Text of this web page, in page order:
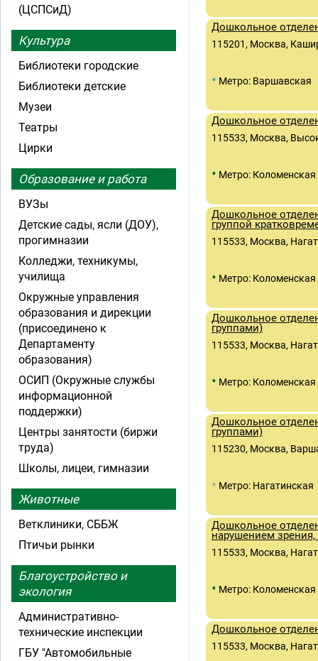
Дошкольное
115201, Москва,
• Метро: Варшавская
Дошкольное
115533, Москва,
• Метро: Коломенская
Дошкольное
группой
115533, Москва,
• Метро: Коломенская
Дошкольное
группами)
115533, Москва,
• Метро: Коломенская
Дошкольное
группами)
115230, Москва,
• Метро: Нагатинская
Дошкольное
нарушением
115533, Москва,
• Метро: Коломенская
Дошкольное
115533, Москва,
(ЦСПСиД)
Культура
Библиотеки городские
Библиотеки детские
Музеи
Театры
Цирки
Образование и работа
ВУЗы
Детские сады, ясли (ДОУ),
прогимназии
Колледжи, техникумы,
училища
Окружные управления
образования и дирекции
(присоединено к
Департаменту
образования)
ОСИП (Окружные службы
информационной
поддержки)
Центры занятости (биржи
труда)
Школы, лицеи, гимназии
Животные
Ветклиники, СББЖ
Птичьи рынки
Благоустройство и
экология
Административно-
технические инспекции
ГБУ "Автомобильные